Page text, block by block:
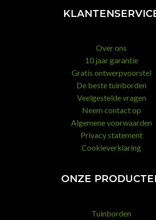
Over ons
10 jaar garantie
Gratis ontwerpvoorstel
De beste tuinborden
Veelgestelde vragen
Neem contact op
Algemene voorwaarden
Privacy statement
Cookieverklaring
ONZE
Tuinborden